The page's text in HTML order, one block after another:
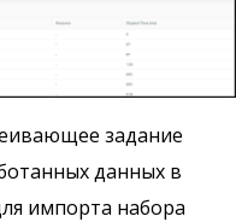
задание
данных в
импорта набора